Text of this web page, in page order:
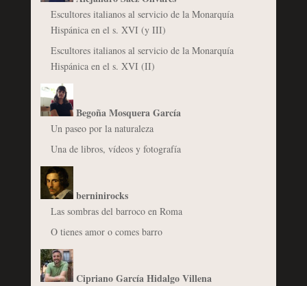
Escultores italianos al servicio de la Monarquía
Hispánica en el s. XVI (y III)
Escultores italianos al servicio de la Monarquía
Hispánica en el s. XVI (II)
Begoña Mosquera García
Un paseo por la naturaleza
Una de libros, vídeos y fotografía
berninirocks
Las sombras del barroco en Roma
O tienes amor o comes barro
Cipriano García Hidalgo Villena